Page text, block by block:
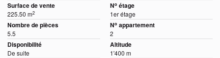
Surface de vente
225.50 m2
Nombre de pièces
5.5
Disponibilité
De suite
No étage
1er étage
No appartement
2
Altitude
1'400 m